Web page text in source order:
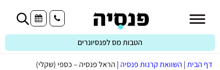
הטבות מס לפנסיונרים
דף הבית| השוואת קרנות פנסיה | הראל פנסיה – כספי (שקלי)